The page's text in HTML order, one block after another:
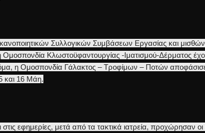
Συλλογικών Συμβάσεων Εργασίας και
Κλωστοϋφαντουργίας -Ιματισμού-Δέρματος
η Ομοσπονδία Γάλακτος – Τροφίμων – Ποτών
και 16 Μάη.
εφημερίες, μετά από τα τακτικά ιατρεία, προχώρησαν οι